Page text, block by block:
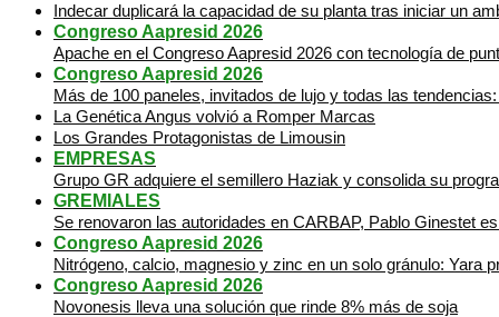
Indecar duplicará la capacidad de su planta tras iniciar un
Congreso Aapresid 2026
Apache en el Congreso Aapresid 2026 con tecnología de
Congreso Aapresid 2026
Más de 100 paneles, invitados de lujo y todas las
La Genética Angus volvió a Romper Marcas
Los Grandes Protagonistas de Limousin
EMPRESAS
Grupo GR adquiere el semillero Haziak y consolida su
GREMIALES
Se renovaron las autoridades en CARBAP, Pablo Ginestet
Congreso Aapresid 2026
Nitrógeno, calcio, magnesio y zinc en un solo gránulo: Yara
Congreso Aapresid 2026
Novonesis lleva una solución que rinde 8% más de soja